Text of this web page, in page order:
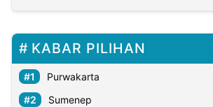
KABAR PILIHAN
Purwakarta
Sumenep